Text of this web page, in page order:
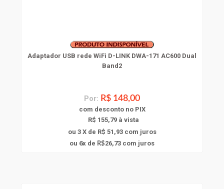
Adaptador USB rede WiFi D-LINK DWA-171 AC600 Dual
Band2
Por: R$ 148,00
com desconto no PIX
R$ 155,79 à vista
ou 3 X de R$ 51,93com juros
ou 6x de R$26,73 com juros